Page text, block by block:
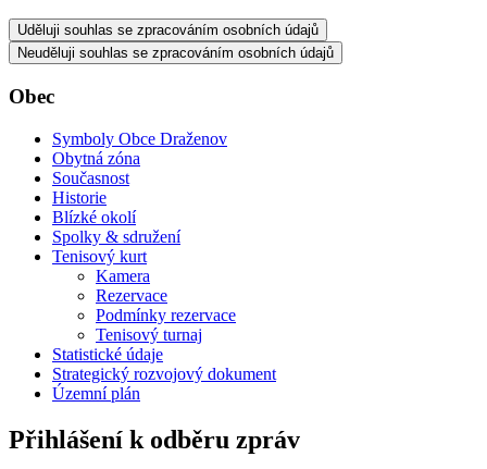
Uděluji souhlas se zpracováním osobních údajů
Neuděluji souhlas se zpracováním osobních údajů
Obec
Symboly Obce Draženov
Obytná zóna
Současnost
Historie
Blízké okolí
Spolky & sdružení
Tenisový kurt
Kamera
Rezervace
Podmínky rezervace
Tenisový turnaj
Statistické údaje
Strategický rozvojový dokument
Územní plán
Přihlášení k odběru zpráv